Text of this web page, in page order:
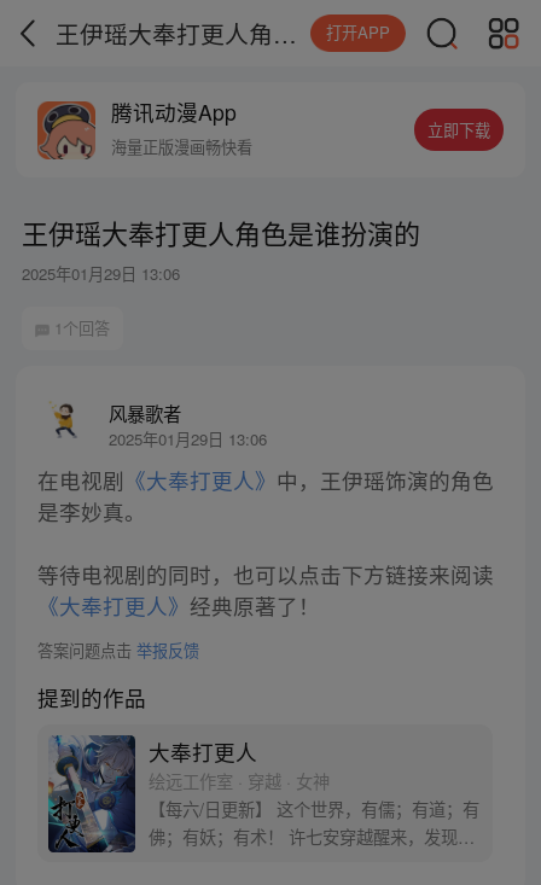
王伊瑶大奉打更人角色是谁扮演的 打开APP
腾讯动漫App
海量正版漫画畅快看
立即下载
王伊瑶大奉打更人角色是谁扮演的
2025年01月29日 13:06
1个回答
风暴歌者
2025年01月29日 13:06
在电视剧 《大奉打更人》 中，王伊瑶饰演的角色
是李妙真。
等待电视剧的同时，也可以点击下方链接来阅读
《大奉打更人》 经典原著了！
答案问题点击 举报反馈
提到的作品
大奉打更人
绘远工作室 · 穿越 · 女神
【每六/日更新】 这个世界，有儒；有道；有
佛；有妖；有术！ 许七安穿越醒来，发现自